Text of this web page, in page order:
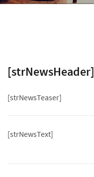
[strNewsHeader]
[strNewsTeaser]
[strNewsText]